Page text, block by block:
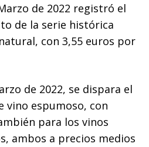
de 2022 registró el
de la serie histórica
con 3,55 euros por
de 2022, se dispara el
vino espumoso, con
para los vinos
ambos a precios medios